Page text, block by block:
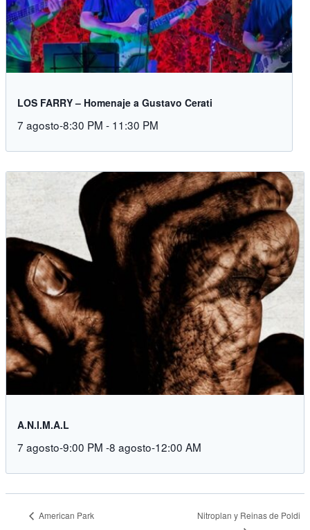
LOS FARRY – Homenaje a Gustavo Cerati
7 agosto-8:30 PM - 11:30 PM
A.N.I.M.A.L
7 agosto-9:00 PM -8 agosto-12:00 AM
American Park Nitroplan y Reinas de Poldi